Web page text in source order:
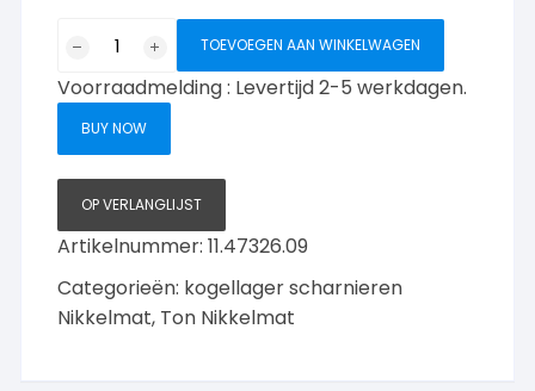
Kogellagerscharnier
bolknop
hoeken
89x89mm
aantal
TOEVOEGEN AAN WINKELWAGEN
Voorraadmelding : Levertijd 2-5 werkdagen.
BUY NOW
OP VERLANGLIJST
Artikelnummer:11.47326.09
Categorieën: kogellager scharnieren
Nikkelmat, Ton Nikkelmat